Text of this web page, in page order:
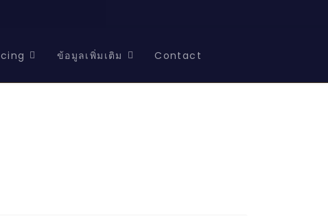
ข้อมูลเพิ่มเติม Contact